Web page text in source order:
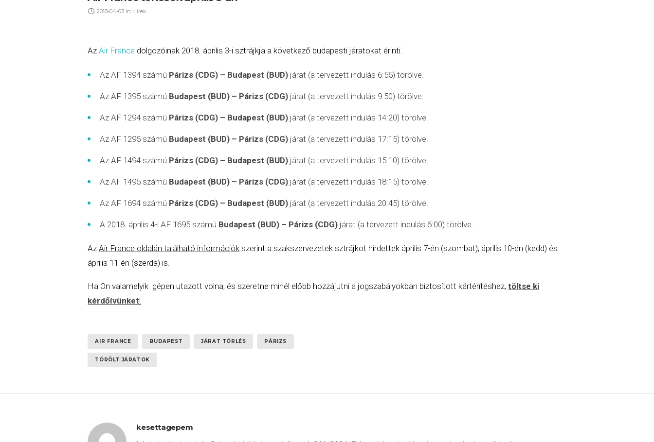
2018-04-03 in Hírek
AzAir France dolgozóinak 2018. április 3-i sztrájkja a következő budapesti járatokat érinti.
Az AF 1394 számú Párizs (CDG) – Budapest (BUD) járat (a tervezett indulás 6:55) törölve.
Az AF 1395 számú Budapest (BUD) – Párizs (CDG) járat (a tervezett indulás 9:50) törölve.
Az AF 1294 számú Párizs (CDG) – Budapest (BUD) járat (a tervezett indulás 14:20) törölve.
Az AF 1295 számú Budapest (BUD) – Párizs (CDG) járat (a tervezett indulás 17:15) törölve.
Az AF 1494 számú Párizs (CDG) – Budapest (BUD) járat (a tervezett indulás 15:10) törölve.
Az AF 1495 számú Budapest (BUD) – Párizs (CDG) járat (a tervezett indulás 18:15) törölve.
Az AF 1694 számú Párizs (CDG) – Budapest (BUD) járat (a tervezett indulás 20:45) törölve.
A 2018. április 4-i AF 1695 számú Budapest (BUD) – Párizs (CDG) járat (a tervezett indulás 6:00) törölve.
AzAir France oldalán található információk szerint a szakszervezetek sztrájkot hirdettek április 7-én (szombat), április 10-én (kedd) és
április 11-én (szerda) is.
Ha Ön valamelyik gépen utazott volna, és szeretne minél előbb hozzájutni a jogszabályokban biztosított kártérítéshez,töltse ki
kérdőívünket!
AIR FRANCE BUDAPEST JÁRAT TÖRLÉS PÁRIZS
TÖRÖLT JÁRATOK
kesettagepem